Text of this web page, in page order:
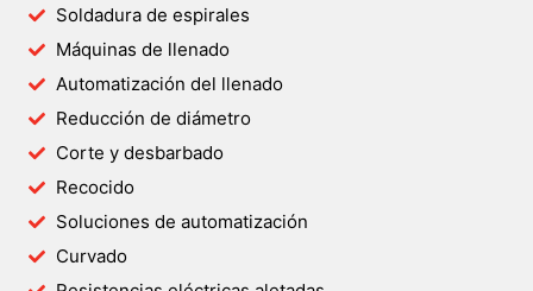
Soldadura de espirales
Máquinas de llenado
Automatización del llenado
Reducción de diámetro
Corte y desbarbado
Recocido
Soluciones de automatización
Curvado